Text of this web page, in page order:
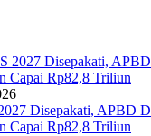
Disepakati, APBD
Capai Rp82,8 Triliun